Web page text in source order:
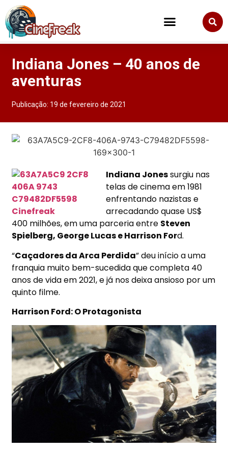
Indiana Jones – 40 anos de
aventuras
Publicação: 19 de fevereiro de 2021
Indiana Jonessurgiu nas
telas de cinema em 1981
enfrentando nazistas e
arrecadando quase US$
400 milhões, em uma parceria entre Steven
Spielberg, George Lucas e Harrison Ford.
“Caçadores da Arca Perdida” deu início a uma
franquia muito bem-sucedida que completa 40
anos de vida em 2021, e já nos deixa ansioso por um
quinto filme.
Harrison Ford: O Protagonista